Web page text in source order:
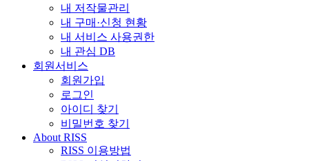
내 저작물관리
내 구매·신청 현황
내 서비스 사용권한
내 관심 DB
회원서비스
회원가입
로그인
아이디 찾기
비밀번호 찾기
About RISS
RISS 이용방법